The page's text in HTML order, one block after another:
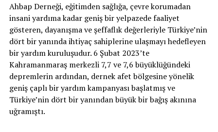
Ahbap Derneği, eğitimden sağlığa, çevre korumadan
insani yardıma kadar geniş bir yelpazede faaliyet
gösteren, dayanışma ve şeffaflık değerleriyle Türkiye’nin
dört bir yanında ihtiyaç sahiplerine ulaşmayı hedefleyen
bir yardım kuruluşudur. 6 Şubat 2023’te
Kahramanmaraş merkezli 7,7 ve 7,6 büyüklüğündeki
depremlerin ardından, dernek afet bölgesine yönelik
geniş çaplı bir yardım kampanyası başlatmış ve
Türkiye’nin dört bir yanından büyük bir bağış akınına
uğramıştı.